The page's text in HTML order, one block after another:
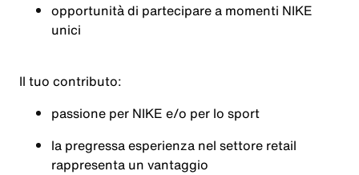
opportunità di partecipare a momenti NIKE
unici
Il tuo contributo:
passione per NIKE e/o per lo sport
la pregressa esperienza nel settore retail
rappresenta un vantaggio